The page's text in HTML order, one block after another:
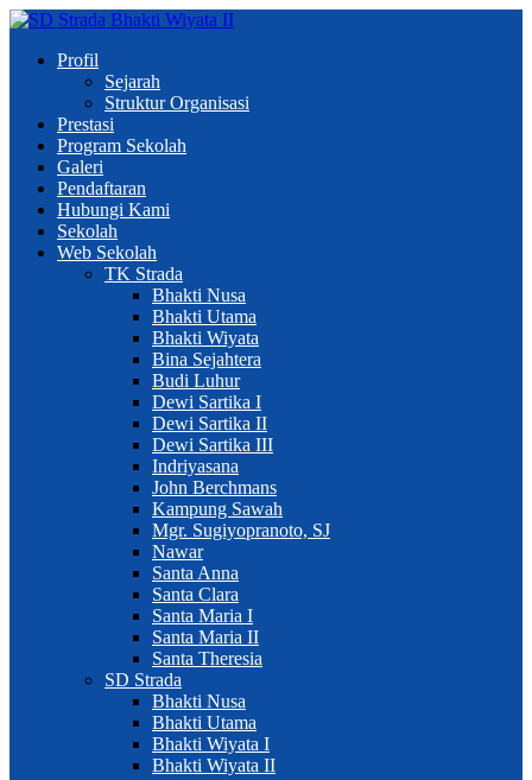
Profil
Sejarah
Struktur Organisasi
Prestasi
Program Sekolah
Galeri
Pendaftaran
Hubungi Kami
Sekolah
Web Sekolah
TK Strada
Bhakti Nusa
Bhakti Utama
Bhakti Wiyata
Bina Sejahtera
Budi Luhur
Dewi Sartika I
Dewi Sartika II
Dewi Sartika III
Indriyasana
John Berchmans
Kampung Sawah
Mgr. Sugiyopranoto, SJ
Nawar
Santa Anna
Santa Clara
Santa Maria I
Santa Maria II
Santa Theresia
SD Strada
Bhakti Nusa
Bhakti Utama
Bhakti Wiyata I
Bhakti Wiyata II